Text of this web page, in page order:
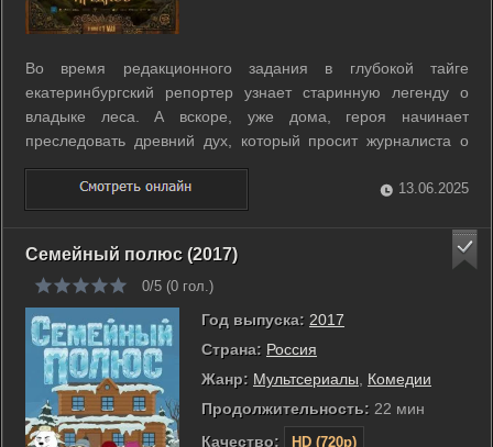
Во время редакционного задания в глубокой тайге
екатеринбургский репортер узнает старинную легенду о
владыке леса. А вскоре, уже дома, героя начинает
преследовать древний дух, который просит журналиста о
спасении исчезающих фантастических тварей. Взяв с собой
12-летнюю дочь, приехавшую к нему на каникулы из
столицы, герой отправляется в далекие от ...
13.06.2025
Семейный полюс (2017)
0/5 (0 гол.)
Год выпуска: 2017
Страна: Россия
Жанр: Мультсериалы
Комедии
Продолжительность: 22 мин
Качество:
HD (720p)